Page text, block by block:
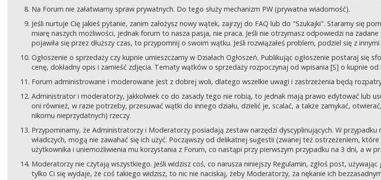
Na Forum nie załatwiamy spraw prywatnych. Do tego służy mechanizm PW (prywatna wiadomość).
Jeśli nurtuje Cię jakieś pytanie, zanim założysz nowy wątek, zajrzyj do FAQ lub do "Szukajki". Staramy się
miarę naszych możliwości, jednak forum to nasza pasja, nie praca. Jeśli nie otrzymasz odpowiedzi na
pojawiła się przez dłuższy czas, to przypomnij o swoim wątku. Jeśli rozwiązałeś problem, podziel się z
Ogłoszenie o sprzedaży czy kupnie umieszczamy w Działach Ogłoszeń. Publikując ogłoszenie postaraj się
cenę, dokładny opis i zamieść zdjęcia. Tematy wątków o sprzedaży rozpoczynaj od wpisania [S] o kupnie od
Forum administrowane i moderowane jest z dobrej woli, dlatego wszelkie uwagi i zastrzeżenia będą
Administrator i moderatorzy, jakkolwiek co do zasady tego nie robią, to jednak mają prawo edytować lub
oni również, w razie potrzeby, przesuwać wątki do innego działu, dzielić je, scalać, a także zamykać,
nikomu nieprzydatnych) rzeczy.
Przypominamy, że Administratorzy i Moderatorzy posiadają zestaw narzędzi dyscyplinujących. W
władczych, mogą nie zawahać się ich użyć. Począwszy od delikatnej sugestii (zwanej też ostrzeżeniem,
użytkownika i uniemożliwienia mu korzystania z Forum, co nastąpi przy pierwszym przypadku na 3 dni, a w
Moderatorzy nie czytają wszystkiego. Jeśli widzisz coś, co narusza niniejszy Regulamin, zgłoś post,
tylko Ci się wydaje, że coś takiego widzisz, to nic nie naciskaj, żeby Moderatorzy, za nękanie ich